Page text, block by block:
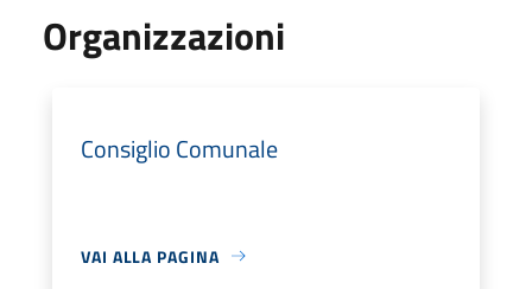
Organizzazioni
Consiglio Comunale
VAI ALLA PAGINA